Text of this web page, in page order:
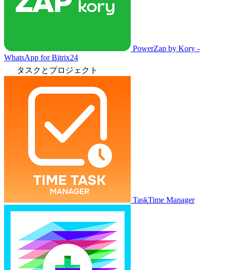
PowerZap by Kory -
WhatsApp for Bitrix24
タスクとプロジェクト
TaskTime Manager